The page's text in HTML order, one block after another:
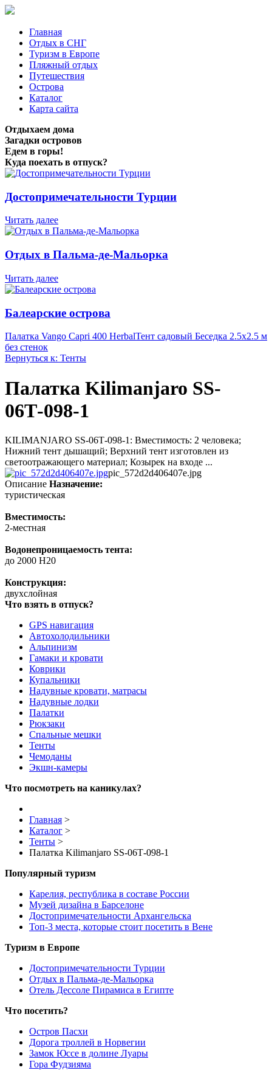
Главная
Отдых в СНГ
Туризм в Европе
Пляжный отдых
Путешествия
Острова
Каталог
Карта сайта
Отдыхаем дома
Загадки островов
Едем в горы!
Куда поехать в отпуск?
Достопримечательности Турции
Читать далее
Отдых в Пальма-де-Мальорка
Читать далее
Балеарские острова
Палатка Vango Capri 400 HerbalТент садовый Беседка 2.5х2.5 м
без стенок
Вернуться к: Тенты
Палатка Kilimanjaro SS-
06Т-098-1
KILIMANJARO SS-06Т-098-1: Вместимость: 2 человека;
Нижний тент дышащий; Верхний тент изготовлен из
светоотражающего материал; Козырек на входе ...
pic_572d2d406407e.jpg
Описание Назначение:
туристическая
Вместимость:
2-местная
Водонепроницаемость тента:
до 2000 H20
Конструкция:
двухслойная
Что взять в отпуск?
GPS навигация
Автохолодильники
Альпинизм
Гамаки и кровати
Коврики
Купальники
Надувные кровати, матрасы
Надувные лодки
Палатки
Рюкзаки
Спальные мешки
Тенты
Чемоданы
Экшн-камеры
Что посмотреть на каникулах?
Главная >
Каталог >
Тенты >
Палатка Kilimanjaro SS-06Т-098-1
Популярный туризм
Карелия, республика в составе России
Музей дизайна в Барселоне
Достопримечательности Архангельска
Топ-3 места, которые стоит посетить в Вене
Туризм в Европе
Достопримечательности Турции
Отдых в Пальма-де-Мальорка
Отель Дессоле Пирамиса в Египте
Что посетить?
Остров Пасхи
Дорога троллей в Норвегии
Замок Юссе в долине Луары
Гора Фудзияма